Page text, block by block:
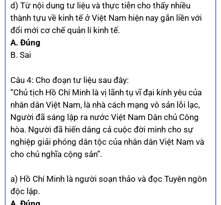
d) Từ nội dung tư liệu và thực tiễn cho thấy nhiều
thành tựu về kinh tế ở Việt Nam hiện nay gắn liền với
đổi mới cơ chế quản lí kinh tế.
A. Đúng
B. Sai
Câu 4: Cho đoạn tư liệu sau đây:
“Chủ tịch Hồ Chí Minh là vị lãnh tụ vĩ đại kính yêu của
nhân dân Việt Nam, là nhà cách mạng vô sản lỗi lạc,
Người đã sáng lập ra nước Việt Nam Dân chủ Công
hòa. Người đã hiến dâng cả cuộc đời mình cho sự
nghiệp giải phóng dân tộc của nhân dân Việt Nam và
cho chủ nghĩa cộng sản”.
a) Hồ Chí Minh là người soạn thảo và đọc Tuyên ngôn
độc lập.